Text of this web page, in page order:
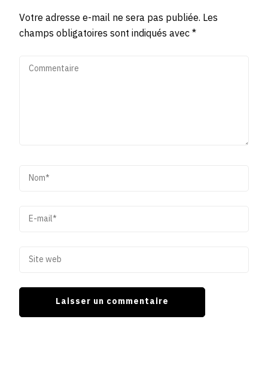
Votre adresse e-mail ne sera pas publiée. Les
champs obligatoires sont indiqués avec*